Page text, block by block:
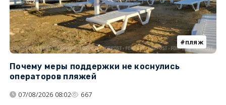
пляж
Почему меры поддержки не коснулись
операторов пляжей
07/08/2026 08:02 667